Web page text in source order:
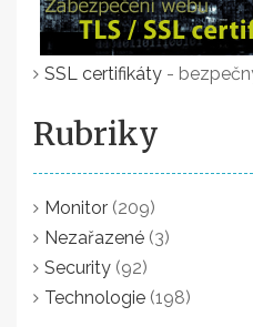
SSL certifikáty -
Rubriky
Monitor (209)
Nezařazené (3)
Security (92)
Technologie (198)